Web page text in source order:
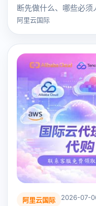
断先做什么、哪些必须
阿里云国际
阿里云国际 2026-07-